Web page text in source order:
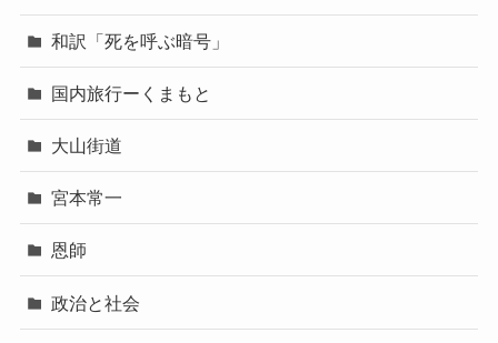
和訳「死を呼ぶ暗号」
国内旅行ーくまもと
大山街道
宮本常一
恩師
政治と社会